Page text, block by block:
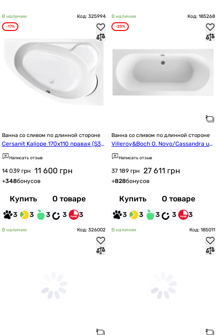
В наличии Код: 325994
-17%
Ванна со сливом по длинной стороне
Cersanit Kaliope 170x110 правая (S30
1-115/AZBA1000140590)
Написать отзыв
14 039 грн 11 600 грн
+348бонусов
Купить О товаре
3 3 3 3 3
В наличии Код: 185268
-25%
Ванна со сливом по длинной стороне
Villeroy&Boch O. Novo/Cassandra uB
A180CAS2V-01
Написать отзыв
37 189 грн 27 611 грн
+828бонусов
Купить О товаре
3 3 3 3 3
В наличии Код: 326002 В наличии Код: 185011